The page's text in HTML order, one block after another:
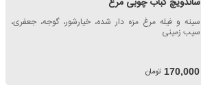
سینه و فیله مرغ مزه دار شده، خیارشور، گوجه، جعفری،
سیب زمینی
170,000 تومان